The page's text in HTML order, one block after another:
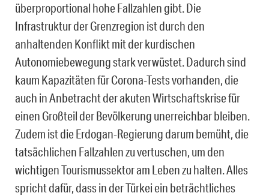
überproportional hohe Fallzahlen gibt. Die
Infrastruktur der Grenzregion ist durch den
anhaltenden Konflikt mit der kurdischen
Autonomiebewegung stark verwüstet. Dadurch sind
kaum Kapazitäten für Corona-Tests vorhanden, die
auch in Anbetracht der akuten Wirtschaftskrise für
einen Großteil der Bevölkerung unerreichbar bleiben.
Zudem ist die Erdogan-Regierung darum bemüht, die
tatsächlichen Fallzahlen zu vertuschen, um den
wichtigen Tourismussektor am Leben zu halten. Alles
spricht dafür, dass in der Türkei ein beträchtliches